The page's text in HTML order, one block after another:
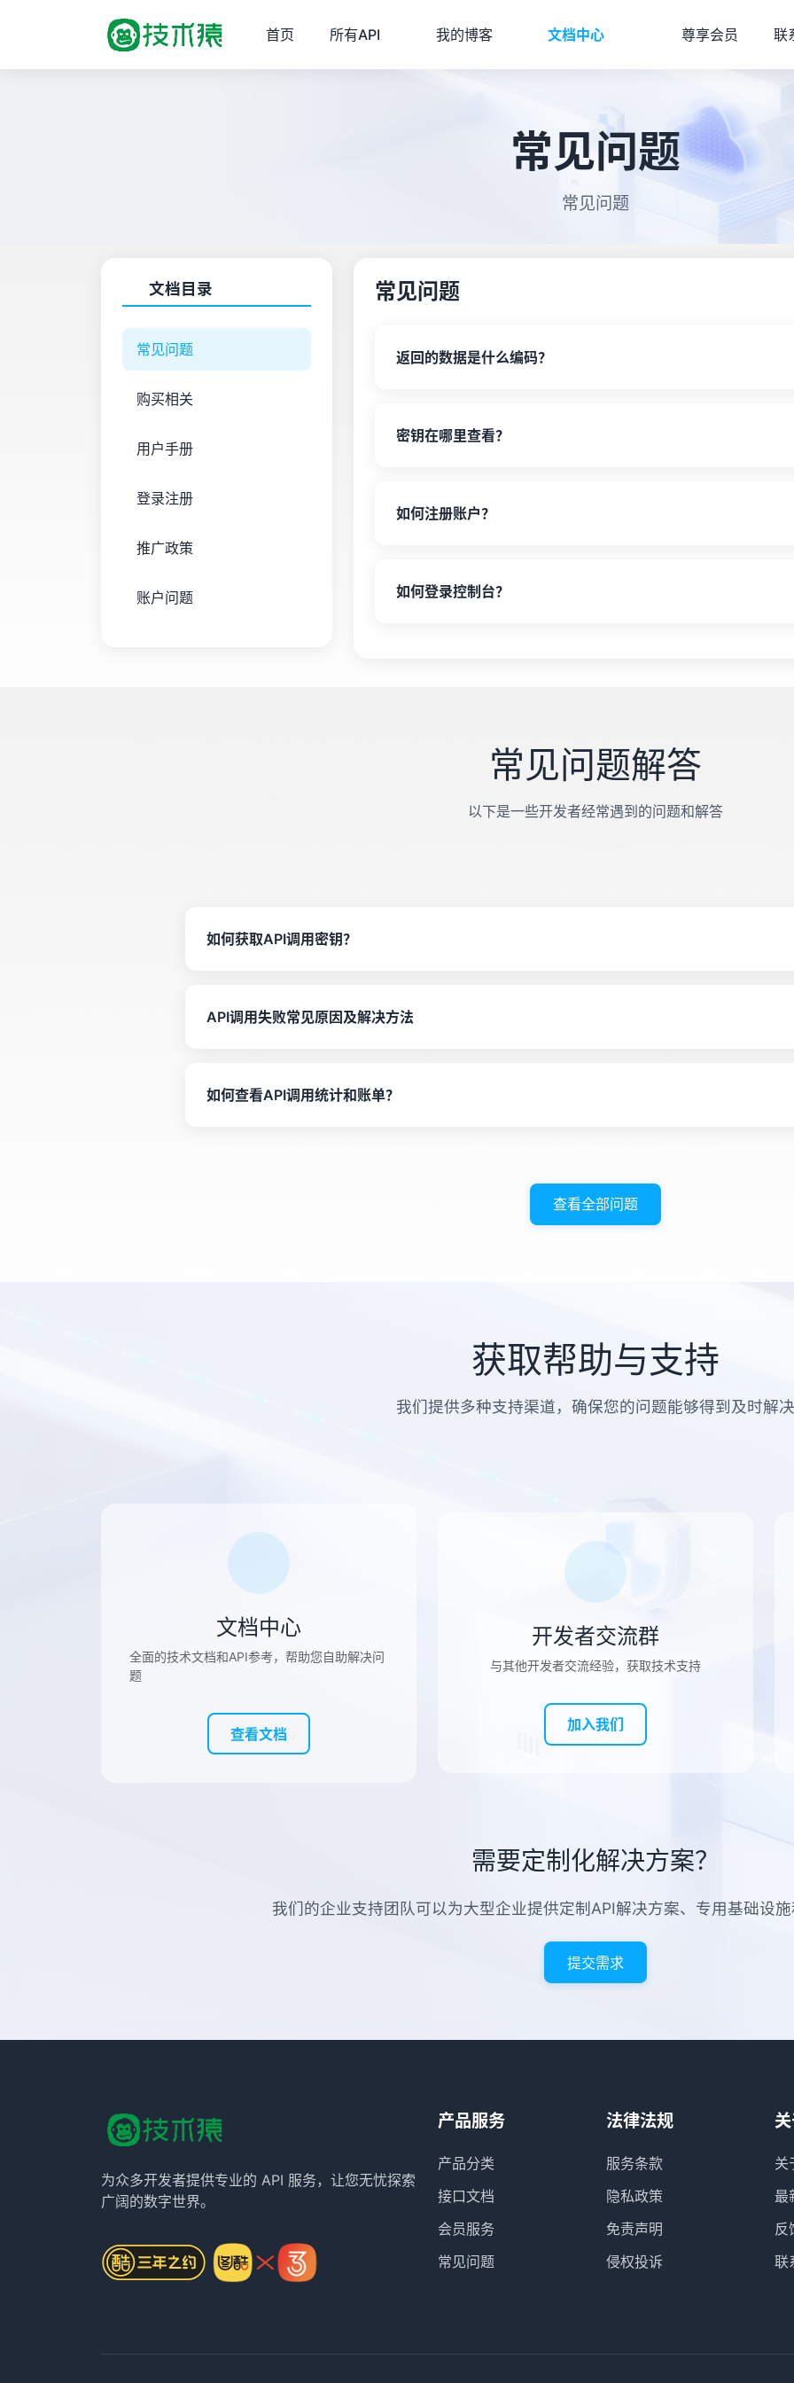
首页 所有API 我的博客 文档中心 尊享会员 联
常见问题
常见问题
文档目录
常见问题
购买相关
用户手册
登录注册
推广政策
账户问题
常见问题
返回的数据是什么编码？
密钥在哪里查看？
如何注册账户？
定常用的第三方账号，以方便下次一键登录。
如何登录控制台？
常见问题解答
以下是一些开发者经常遇到的问题和解答
如何获取API调用密钥？
API调用失败常见原因及解决方法
密钥错误：检查API密钥是否正确，是否已过期或被撤销。
查看系统状态页面，确认服务是否正常运行。
如何查看API调用统计和账单？
查看全部问题
获取帮助与支持
我们提供多种支持渠道，确保您的问题能够得到及时解决
文档中心
全面的技术文档和API参考，帮助您自助解决问
题
查看文档
开发者交流群
与其他开发者交流经验，获取技术支持
加入我们
需要定制化解决方案？
我们的企业支持团队可以为大型企业提供定制API解决方案、专用基础设
提交需求
为众多开发者提供专业的 API 服务，让您无忧探索
广阔的数字世界。
产品服务
产品分类
接口文档
会员服务
常见问题
法律法规
服务条款
隐私政策
免责声明
侵权投诉
关
最
反
联